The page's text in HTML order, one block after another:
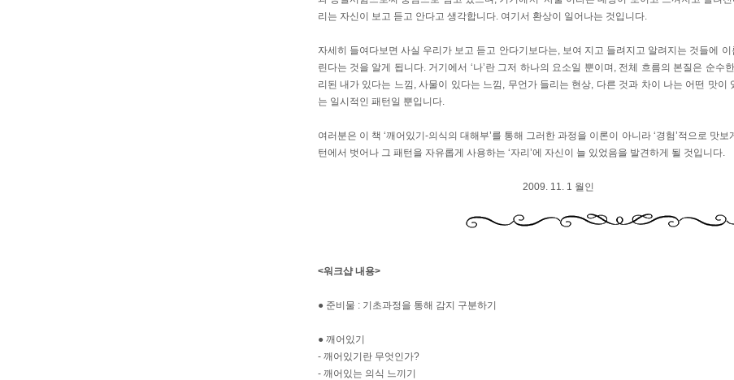
리는 자신이 보고 듣고 안다고 생각합니다. 여기서 환상이 일어나는 것입니다.
자세히 들여다보면 사실 우리가 보고 듣고 안다기보다는, 보여 지고 들려지고 알려지는 것들에
린다는 것을 알게 됩니다. 거기에서 ‘나’란 그저 하나의 요소일 뿐이며, 전체 흐름의 본질은 순수
리된 내가 있다는 느낌, 사물이 있다는 느낌, 무언가 들리는 현상, 다른 것과 차이 나는 어떤 맛
는 일시적인 패턴일 뿐입니다.
여러분은 이 책 ‘깨어있기-의식의 대해부’를 통해 그러한 과정을 이론이 아니라 ‘경험’적으로 맛보
턴에서 벗어나 그 패턴을 자유롭게 사용하는 ‘자리’에 자신이 늘 있었음을 발견하게 될 것입니다.
2009. 11. 1 월인
<워크샵 내용>
● 준비물 : 기초과정을 통해 감지 구분하기
● 깨어있기
- 깨어있기란 무엇인가?
- 깨어있는 의식 느끼기